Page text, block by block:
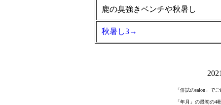
鹿の臭強きベンチや秋暑し
秋暑し3→
「俳誌のsalon」で
「年月」の最初の4